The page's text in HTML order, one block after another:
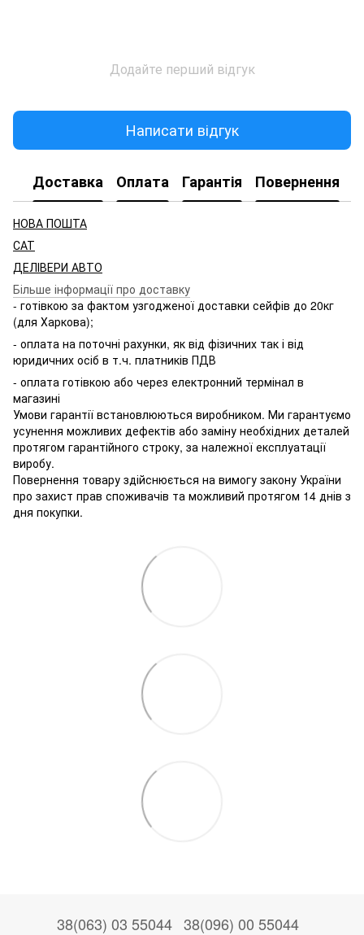
Додайте перший відгук
Написати відгук
Доставка Оплата Гарантія Повернення
НОВА ПОШТА
САТ
ДЕЛІВЕРИ АВТО
Більше інформації про доставку
- готівкою за фактом узгодженої доставки сейфів до 20кг
(для Харкова);
- оплата на поточні рахунки, як від фізичних так і від
юридичних осіб в т.ч. платників ПДВ
- оплата готівкою або через електронний термінал в
магазині
Умови гарантії встановлюються виробником. Ми гарантуємо
усунення можливих дефектів або заміну необхідних деталей
протягом гарантійного строку, за належної експлуатації
виробу.
Повернення товару здійснюється на вимогу закону України
про захист прав споживачів та можливий протягом 14 днів з
дня покупки.
38(063) 03 55044 38(096) 00 55044